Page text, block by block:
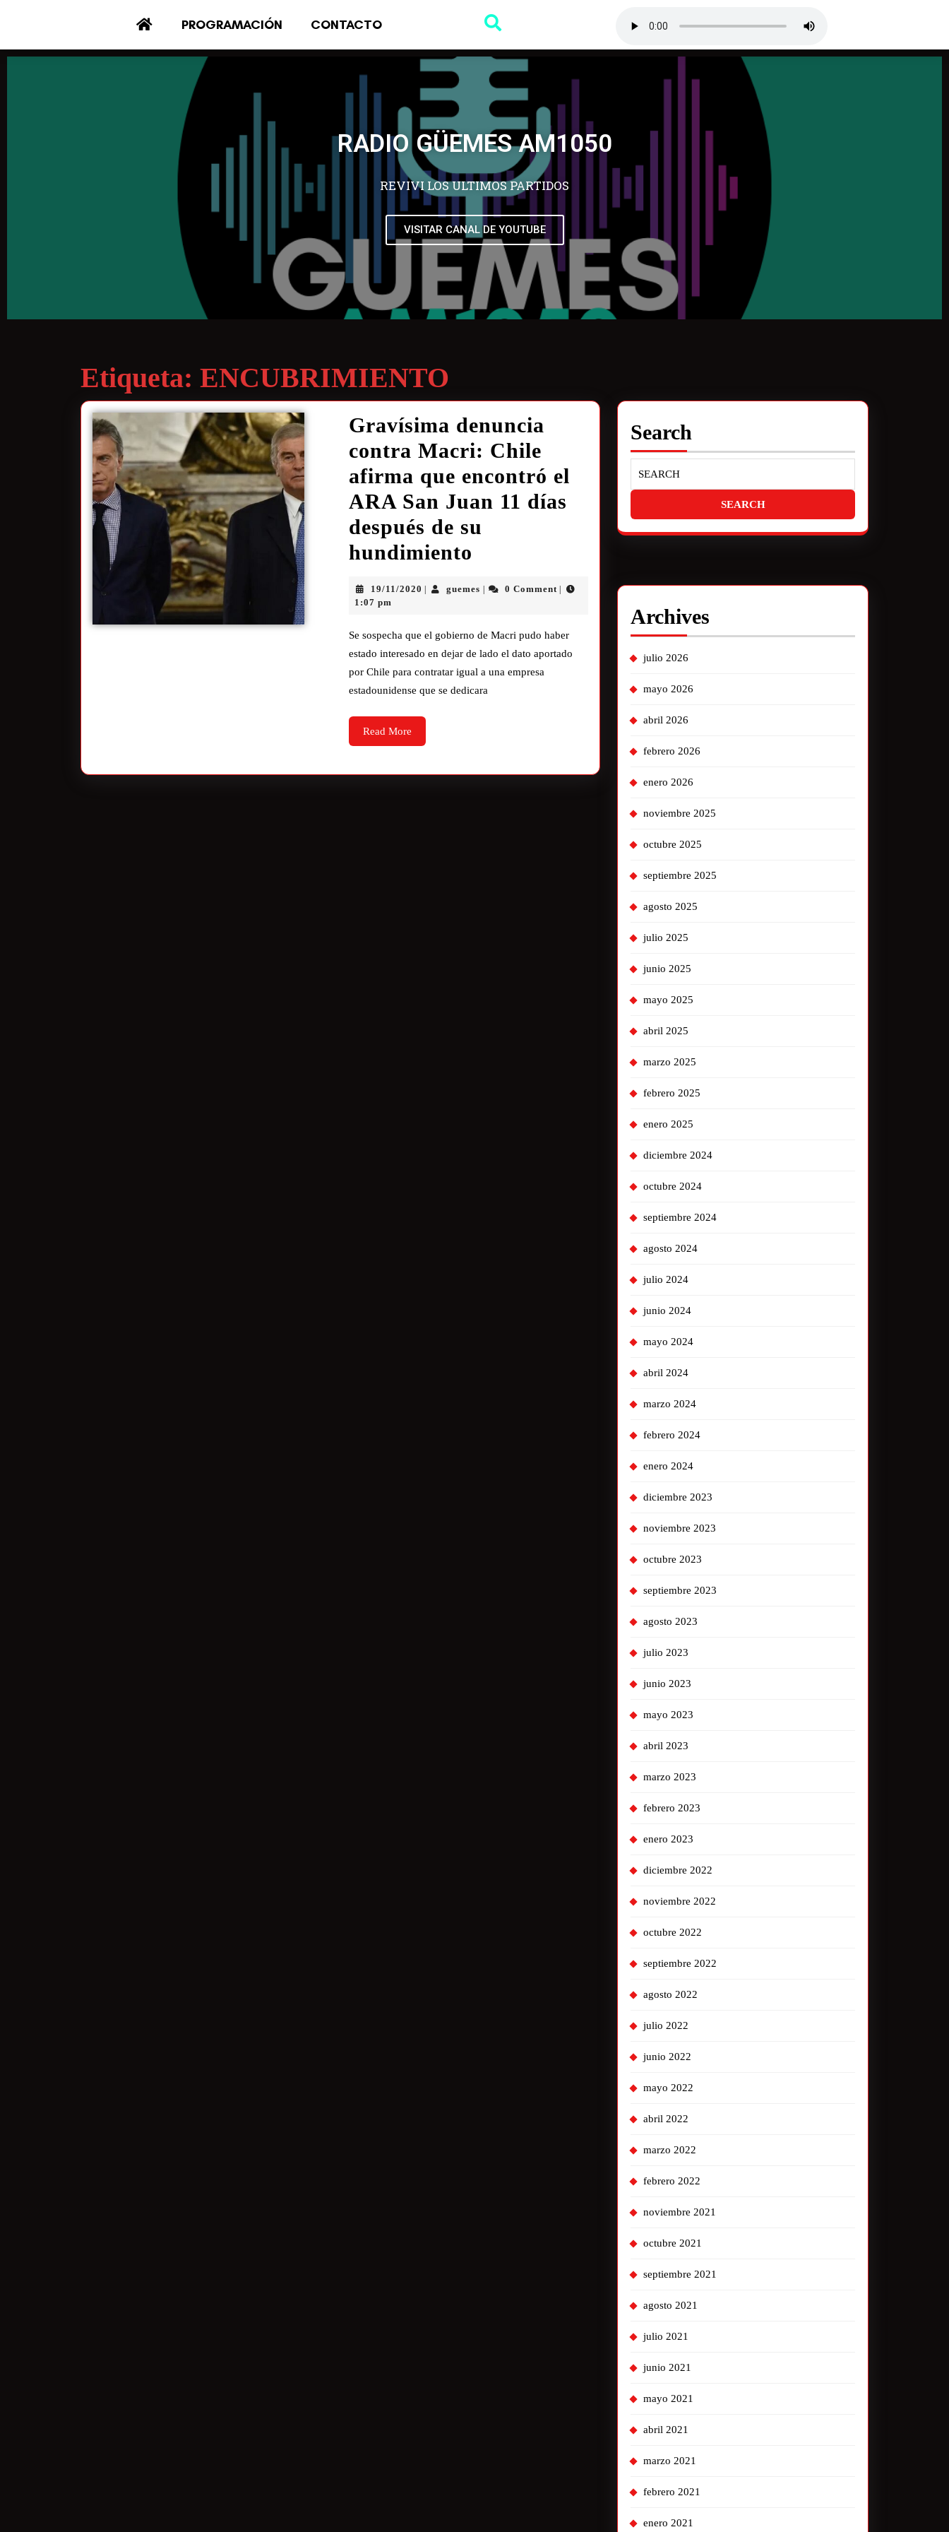
PROGRAMACIÓN CONTACTO
RADIO GÜEMES AM1050
REVIVI LOS ULTIMOS PARTIDOS
VISITAR CANAL DE YOUTUBE
Etiqueta: ENCUBRIMIENTO
Gravísima denuncia
contra Macri: Chile
afirma que encontró el
ARA San Juan 11 días
después de su
hundimiento
19/11/2020 guemes 0 Comment
1:07 pm
Se sospecha que el gobierno de Macri pudo haber
estado interesado en dejar de lado el dato aportado
por Chile para contratar igual a una empresa
estadounidense que se dedicara
Read More
Search
Archives
julio 2026
mayo 2026
abril 2026
febrero 2026
enero 2026
noviembre 2025
octubre 2025
septiembre 2025
agosto 2025
julio 2025
junio 2025
mayo 2025
abril 2025
marzo 2025
febrero 2025
enero 2025
diciembre 2024
octubre 2024
septiembre 2024
agosto 2024
julio 2024
junio 2024
mayo 2024
abril 2024
marzo 2024
febrero 2024
enero 2024
diciembre 2023
noviembre 2023
octubre 2023
septiembre 2023
agosto 2023
julio 2023
junio 2023
mayo 2023
abril 2023
marzo 2023
febrero 2023
enero 2023
diciembre 2022
noviembre 2022
octubre 2022
septiembre 2022
agosto 2022
julio 2022
junio 2022
mayo 2022
abril 2022
marzo 2022
febrero 2022
noviembre 2021
octubre 2021
septiembre 2021
agosto 2021
julio 2021
junio 2021
mayo 2021
abril 2021
marzo 2021
febrero 2021
enero 2021